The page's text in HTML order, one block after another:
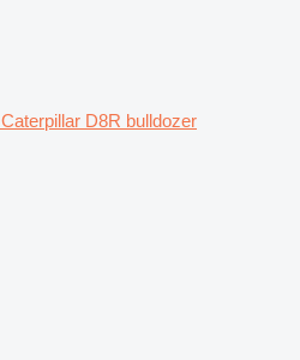
Caterpillar D8R bulldozer